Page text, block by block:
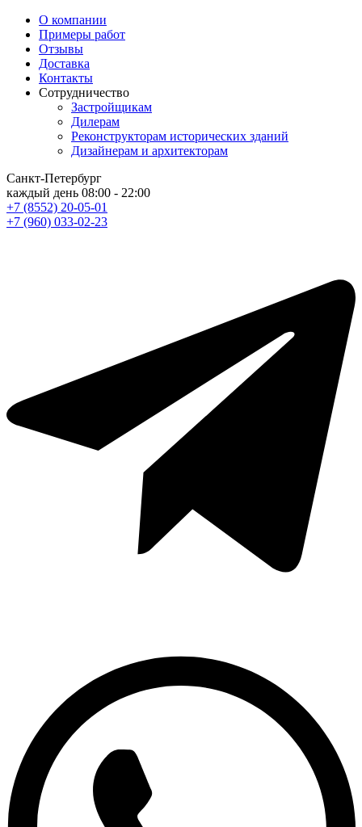
О компании
Примеры работ
Отзывы
Доставка
Контакты
Сотрудничество
Застройщикам
Дилерам
Реконструкторам исторических зданий
Дизайнерам и архитекторам
Санкт-Петербург
каждый день 08:00 - 22:00
+7 (8552) 20-05-01
+7 (960) 033-02-23